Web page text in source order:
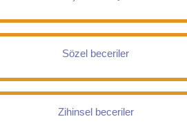
Sözel beceriler
Zihinsel beceriler